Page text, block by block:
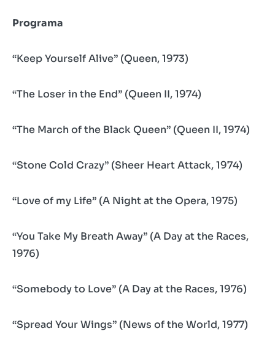
Programa
“Keep Yourself Alive” (Queen, 1973)
“The Loser in the End” (Queen II, 1974)
“The March of the Black Queen” (Queen II, 1974)
“Stone Cold Crazy” (Sheer Heart Attack, 1974)
“Love of my Life” (A Night at the Opera, 1975)
“You Take My Breath Away” (A Day at the Races,
1976)
“Somebody to Love” (A Day at the Races, 1976)
“Spread Your Wings” (News of the World, 1977)